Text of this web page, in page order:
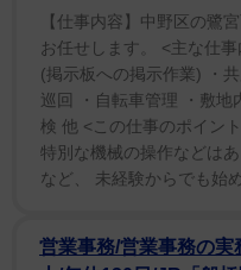
自身のインスタグラム
を発売することになりま
いては「今までのこと
康、bodymake 崖っぷち
んだ今幸せに生きれてる
【仕事内容】中野区の鷺
お任せします。 <主な仕
(掲示板への掲示作業) ・
巡回 ・自転車管理 ・敷地
検 他 <この仕事のポイン
特別な機械の操作などは
など、 未経験からでも始
営業事務/営業事務の